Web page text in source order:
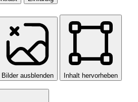
Bilder ausblenden Inhalt hervorheben